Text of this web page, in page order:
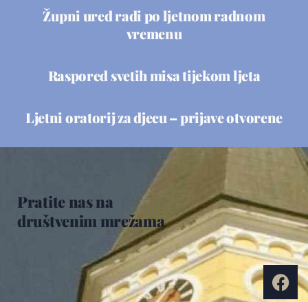
Župni ured radi po ljetnom radnom
vremenu
Raspored svetih misa tijekom ljeta
Ljetni oratorij za djecu – prijave otvorene
Pratite nas na
društvenim mrežama